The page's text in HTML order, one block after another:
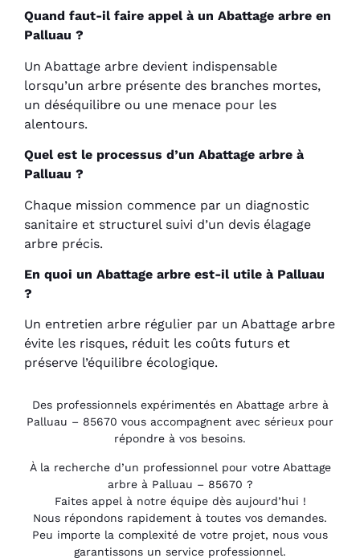
Quand faut-il faire appel à un Abattage arbre en
Palluau ?
Un Abattage arbre devient indispensable
lorsqu’un arbre présente des branches mortes,
un déséquilibre ou une menace pour les
alentours.
Quel est le processus d’un Abattage arbre à
Palluau ?
Chaque mission commence par un diagnostic
sanitaire et structurel suivi d’un devis élagage
arbre précis.
En quoi un Abattage arbre est-il utile à Palluau
?
Un entretien arbre régulier par un Abattage arbre
évite les risques, réduit les coûts futurs et
préserve l’équilibre écologique.
Des professionnels expérimentés en Abattage arbre à
Palluau – 85670 vous accompagnent avec sérieux pour
répondre à vos besoins.
À la recherche d’un professionnel pour votre Abattage
arbre à Palluau – 85670 ?
Faites appel à notre équipe dès aujourd’hui !
Nous répondons rapidement à toutes vos demandes.
Peu importe la complexité de votre projet, nous vous
garantissons un service professionnel.